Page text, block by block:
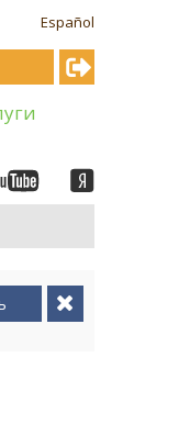
Español